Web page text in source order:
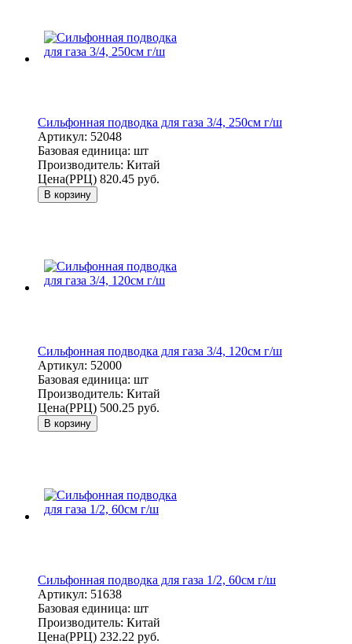
Сильфонная подводка для газа 3/4, 250см г/ш
Артикул: 52048
Базовая единица: шт
Производитель: Китай
Цена(РРЦ) 820.45 руб.
В корзину
Сильфонная подводка для газа 3/4, 120см г/ш
Артикул: 52000
Базовая единица: шт
Производитель: Китай
Цена(РРЦ) 500.25 руб.
В корзину
Сильфонная подводка для газа 1/2, 60см г/ш
Артикул: 51638
Базовая единица: шт
Производитель: Китай
Цена(РРЦ) 232.22 руб.